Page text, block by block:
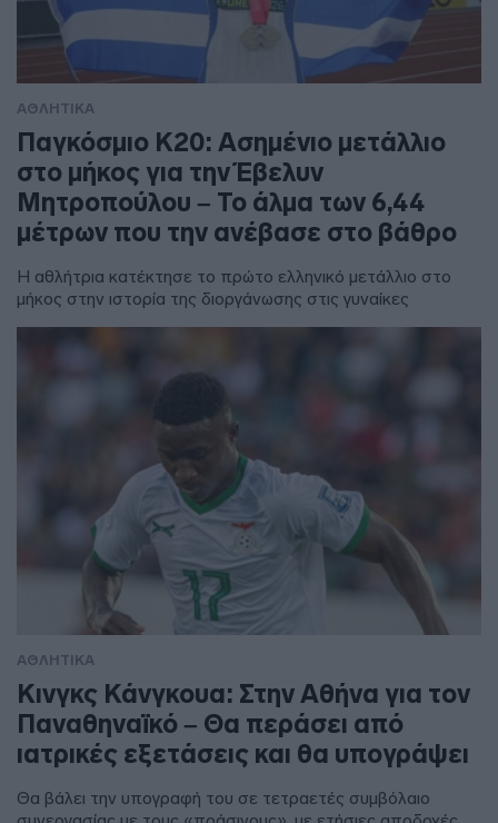
ΑΘΛΗΤΙΚΑ
Παγκόσμιο Κ20: Ασημένιο μετάλλιο
στο μήκος για την Έβελυν
Μητροπούλου – Το άλμα των 6,44
μέτρων που την ανέβασε στο βάθρο
Η αθλήτρια κατέκτησε το πρώτο ελληνικό μετάλλιο στο
μήκος στην ιστορία της διοργάνωσης στις γυναίκες
ΑΘΛΗΤΙΚΑ
Κινγκς Κάνγκουα: Στην Αθήνα για τον
Παναθηναϊκό – Θα περάσει από
ιατρικές εξετάσεις και θα υπογράψει
Θα βάλει την υπογραφή του σε τετραετές συμβόλαιο